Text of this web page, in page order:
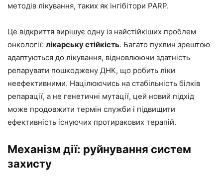
методів лікування, таких як інгібітори PARP.
Це відкриття вирішує одну із найстійкіших проблем
онкології: лікарську стійкість. Багато пухлин зрештою
адаптуються до лікування, відновлюючи здатність
репарувати пошкоджену ДНК, що робить ліки
неефективними. Націлюючись на стабільність білків
репарації, а не генетичні мутації, цей новий підхід
може продовжити термін служби і підвищити
ефективність існуючих протиракових терапій.
Механізм дії: руйнування систем
захисту